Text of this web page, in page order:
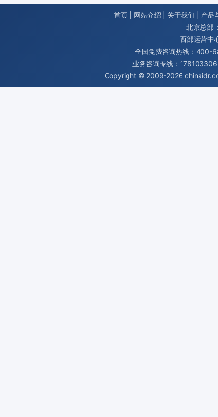
首页 网站介绍 关于我们
产品
北京总部
西部运营中
全国免费咨询热线：400-
业务咨询专线：
Copyright © 2009-2026